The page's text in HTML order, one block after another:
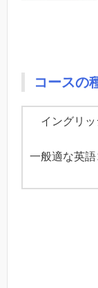
コースの
イングリッ
一般適な英